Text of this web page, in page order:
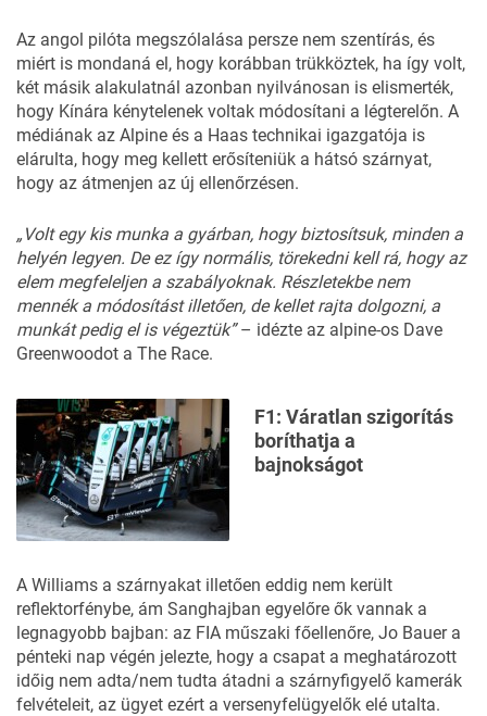
Az angol pilóta megszólalása persze nem szentírás, és
miért is mondaná el, hogy korábban trükköztek, ha így volt,
két másik alakulatnál azonban nyilvánosan is elismerték,
hogy Kínára kénytelenek voltak módosítani a légterelőn. A
médiának az Alpine és a Haas technikai igazgatója is
elárulta, hogy meg kellett erősíteniük a hátsó szárnyat,
hogy az átmenjen az új ellenőrzésen.
„Volt egy kis munka a gyárban, hogy biztosítsuk, minden a
helyén legyen. De ez így normális, törekedni kell rá, hogy az
elem megfeleljen a szabályoknak. Részletekbe nem
mennék a módosítást illetően, de kellet rajta dolgozni, a
munkát pedig el is végeztük”– idézte az alpine-os Dave
Greenwoodot a The Race.
F1: Váratlan szigorítás
boríthatja a
bajnokságot
A Williams a szárnyakat illetően eddig nem került
reflektorfénybe, ám Sanghajban egyelőre ők vannak a
legnagyobb bajban: az FIA műszaki főellenőre, Jo Bauer a
pénteki nap végén jelezte, hogy a csapat a meghatározott
időig nem adta/nem tudta átadni a szárnyfigyelő kamerák
felvételeit, az ügyet ezért a versenyfelügyelők elé utalta.